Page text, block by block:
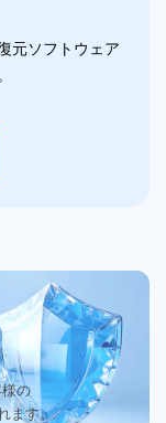
元ソフトウェア
の
ます。